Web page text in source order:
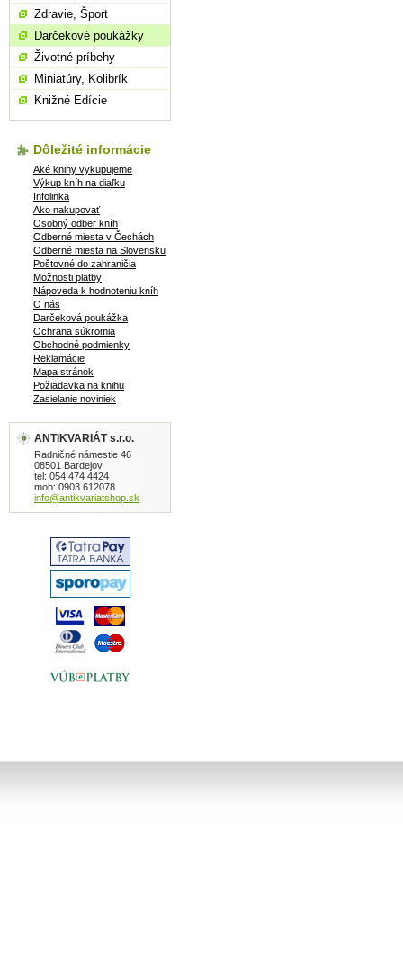
Zdravie, Šport
Darčekové poukážky
Životné príbehy
Miniatúry, Kolibrík
Knižné Edície
Dôležité informácie
Aké knihy vykupujeme
Výkup kníh na diaľku
Infolinka
Ako nakupovať
Osobný odber kníh
Odberné miesta v Čechách
Odberné miesta na Slovensku
Poštovné do zahraničia
Možnosti platby
Nápoveda k hodnoteniu kníh
O nás
Darčeková poukážka
Ochrana súkromia
Obchodné podmienky
Reklamácie
Mapa stránok
Požiadavka na knihu
Zasielanie noviniek
ANTIKVARIÁT s.r.o.
Radničné námestie 46
08501 Bardejov
tel: 054 474 4424
mob: 0903 612078
info@antikvariatshop.sk